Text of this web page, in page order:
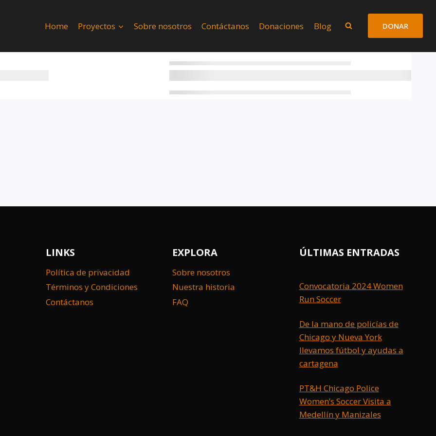
Home Proyectos Sobre nosotros Contáctanos Donaciones Blog DONAR
LINKS
Política de privacidad
Términos y Condiciones
Contáctanos
EXPLORA
Sobre nosotros
Nuestra historia
FAQ
ÚLTIMAS ENTRADAS
Convocatoria 2024 Women
Run Soccer
De la mano de policías de
Chicago y Nueva York
llevamos fútbol y ayudas a
cartagena
PT&H Chicago Police
Women’s Soccer Visita a
Medellín y Manizales